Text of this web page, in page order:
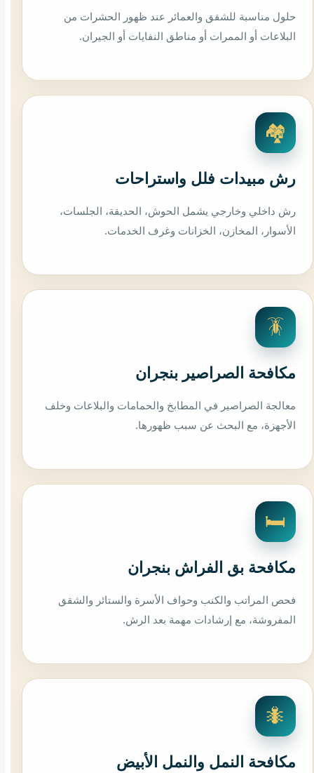
حلول مناسبة للشقق والعمائر عند ظهور الحشرات من
البلاعات أو الممرات أو مناطق النفايات أو الجيران.
🏘️
رش مبيدات فلل واستراحات
رش داخلي وخارجي يشمل الحوش، الحديقة، الجلسات،
الأسوار، المخازن، الخزانات وغرف الخدمات.
🪳
مكافحة الصراصير بنجران
معالجة الصراصير في المطابخ والحمامات والبلاعات وخلف
الأجهزة، مع البحث عن سبب ظهورها.
🛏️
مكافحة بق الفراش بنجران
فحص المراتب والكنب وحواف الأسرة والستائر والشقق
المفروشة، مع إرشادات مهمة بعد الرش.
🐜
مكافحة النمل والنمل الأبيض